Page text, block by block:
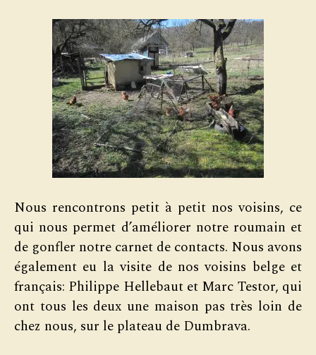
Nous rencontrons petit à petit nos voisins, ce
qui nous permet d’améliorer notre roumain et
de gonfler notre carnet de contacts. Nous avons
également eu la visite de nos voisins belge et
français: Philippe Hellebaut et Marc Testor, qui
ont tous les deux une maison pas très loin de
chez nous, sur le plateau de Dumbrava.